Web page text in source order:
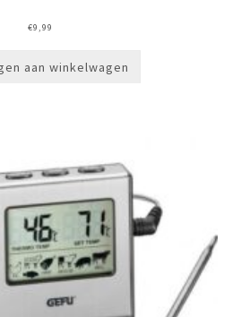
€9,99
aan winkelwagen